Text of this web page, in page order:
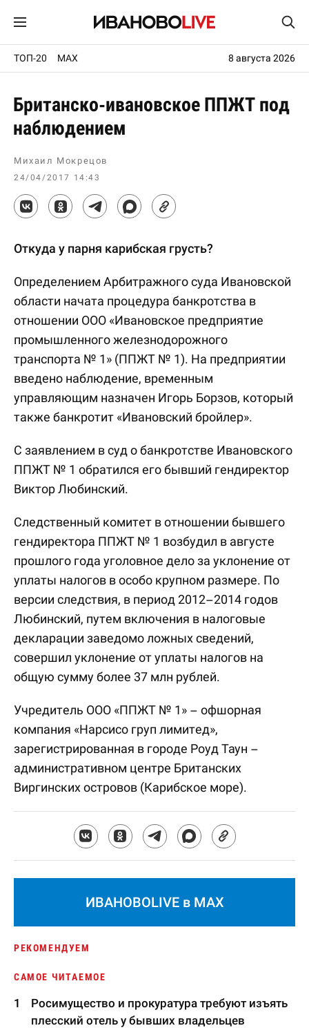
ТОП-20 MAX 8 августа 2026
Британско-ивановское ППЖТ под
наблюдением
Михаил Мокрецов
24/04/2017 14:43
Откуда у парня карибская грусть?
Определением Арбитражного суда Ивановской
области начата процедура банкротства в
отношении ООО «Ивановское предприятие
промышленного железнодорожного
транспорта № 1» (ППЖТ № 1). На предприятии
введено наблюдение, временным
управляющим назначен Игорь Борзов, который
также банкротит «Ивановский бройлер».
С заявлением в суд о банкротстве Ивановского
ППЖТ № 1 обратился его бывший гендиректор
Виктор Любинский.
Следственный комитет в отношении бывшего
гендиректора ППЖТ № 1 возбудил в августе
прошлого года уголовное дело за уклонение от
уплаты налогов в особо крупном размере. По
версии следствия, в период 2012–2014 годов
Любинский, путем включения в налоговые
декларации заведомо ложных сведений,
совершил уклонение от уплаты налогов на
общую сумму более 37 млн рублей.
Учредитель ООО «ППЖТ № 1» – офшорная
компания «Нарсисо груп лимитед»,
зарегистрированная в городе Роуд Таун –
административном центре Британских
Виргинских островов (Карибское море).
ИВАНОВОLIVE в MAX
РЕКОМЕНДУЕМ
САМОЕ ЧИТАЕМОЕ
Росимущество и прокуратура требуют изъять
плесский отель у бывших владельцев